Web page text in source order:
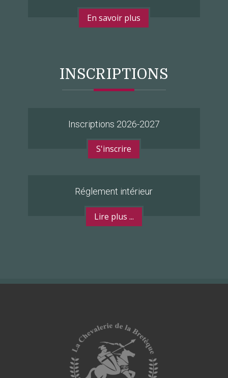
En savoir plus
INSCRIPTIONS
Inscriptions 2026-2027
S'inscrire
Réglement intérieur
Lire plus ...